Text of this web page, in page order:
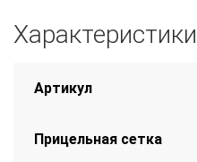
Характеристики
Артикул
Прицельная сетка